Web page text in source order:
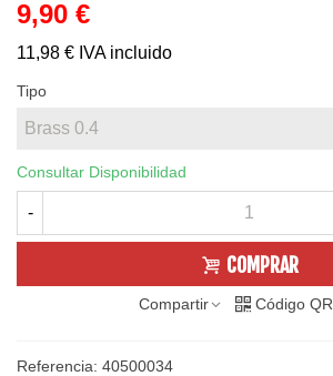
9,90 €
11,98 € IVA incluido
Tipo
Consultar Disponibilidad
-
COMPRAR
Compartir Código QR
Referencia: 40500034